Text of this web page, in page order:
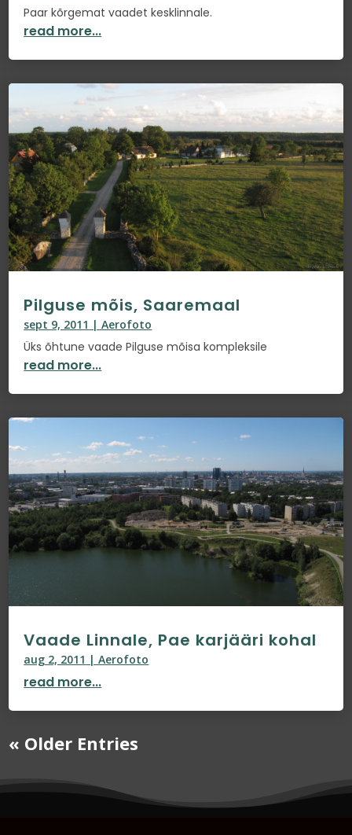
Paar kõrgemat vaadet kesklinnale.
read more...
Pilguse mõis, Saaremaal
sept 9, 2011 |Aerofoto
Üks õhtune vaade Pilguse mõisa kompleksile
read more...
Vaade Linnale, Pae karjääri kohal
aug 2, 2011 |Aerofoto
read more...
« Older Entries